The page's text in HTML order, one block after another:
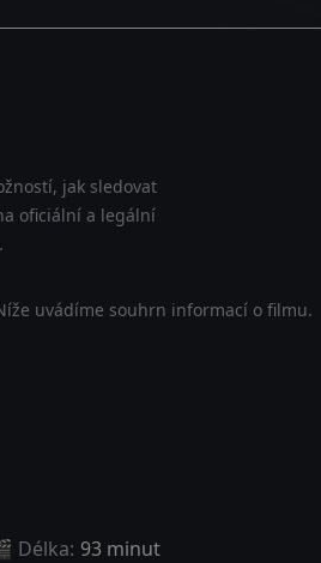
jak sledovat
oficiální a legální
uvádíme souhrn informací o filmu.
Délka: 93 minut